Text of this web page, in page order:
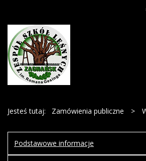
Jesteś tutaj: Zamówienia publiczne >
Podstawowe informacje